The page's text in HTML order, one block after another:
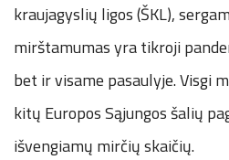
kraujagyslių ligos (ŠKL),
mirštamumas yra tikroji
bet ir visame pasaulyje. Visgi
kitų Europos Sąjungos šalių
išvengiamų mirčių skaičių.